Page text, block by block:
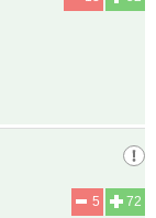
72
5